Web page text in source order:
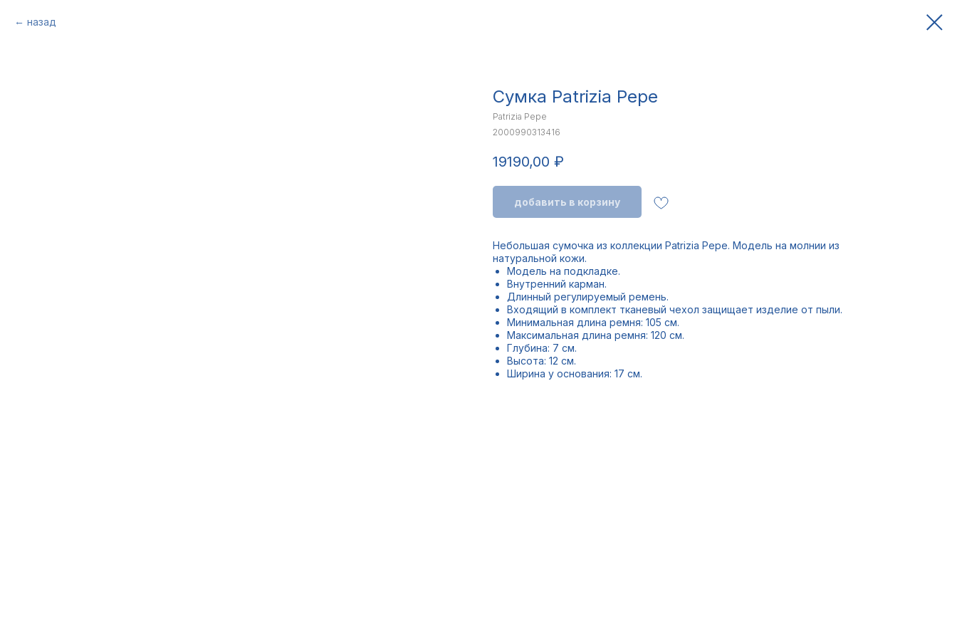
назад
Сумка Patrizia Pepe
Patrizia Pepe
2000990313416
19190,00 ₽
добавить в корзину
Небольшая сумочка из коллекции Patrizia Pepe. Модель на молнии из
натуральной кожи.
Модель на подкладке.
Внутренний карман.
Длинный регулируемый ремень.
Входящий в комплект тканевый чехол защищает изделие от пыли.
Минимальная длина ремня: 105 см.
Максимальная длина ремня: 120 см.
Глубина: 7 см.
Высота: 12 см.
Ширина у основания: 17 см.